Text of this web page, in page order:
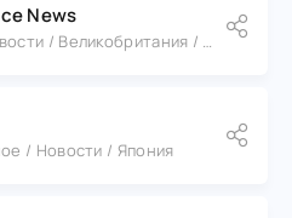
News
/ Новости / Япония